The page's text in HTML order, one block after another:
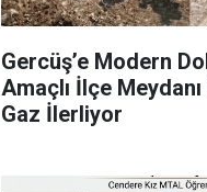
Gercüş’e Modern
Amaçlı İlçe
Gaz İlerliyor